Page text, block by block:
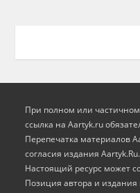
При полном или
ссылка на Aartyk.ru
Перепечатка материалов
согласия издания Aartyk.Ru.
Настоящий ресурс может
Позиция автора и издания